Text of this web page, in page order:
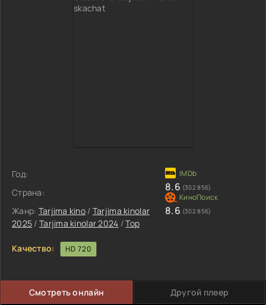
Год:
Страна:
Жанр: Tarjima kino / Tarjima kinolar
2025 / Tarjima kinolar 2024 /Top
8.6 (302 856)
8.6 (302 856)
Качество: HD 720
Смотреть онлайн Другой плеер